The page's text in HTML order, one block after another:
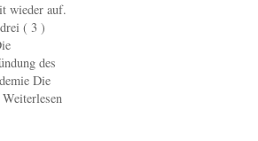
wieder auf.
( 3 )
des
Die